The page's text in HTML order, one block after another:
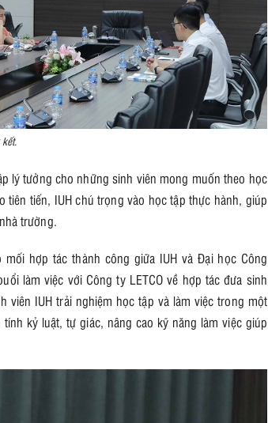
lý tưởng cho những sinh viên mong muốn theo học
tiến, IUH chú trọng vào học tập thực hành, giúp
trường.
hợp tác thành công giữa IUH và Đại học Công
làm việc với Công ty LETCO về hợp tác đưa sinh
viên IUH trải nghiệm học tập và làm việc trong một
kỷ luật, tự giác, nâng cao kỹ năng làm việc giúp